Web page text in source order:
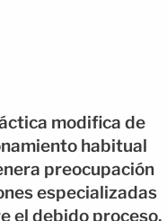
modifica de
habitual
preocupación
especializadas
el debido proceso.